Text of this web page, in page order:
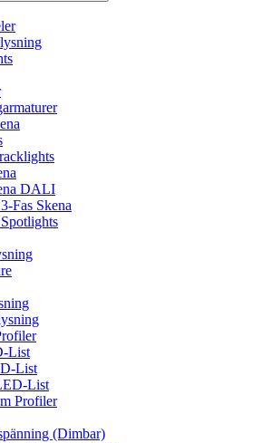
DALI
Fas Skena
List
List
List
Profiler
(Dimbar)